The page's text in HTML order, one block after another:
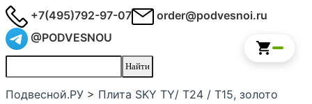
+7(495)792-97-07
order@podvesnoi.ru
@PODVESNOU
Подвесной.РУ > Плита SKY TY/ Т24 / Т15, золото